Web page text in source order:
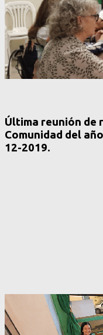
Última reunión de
Comunidad del
12-2019.